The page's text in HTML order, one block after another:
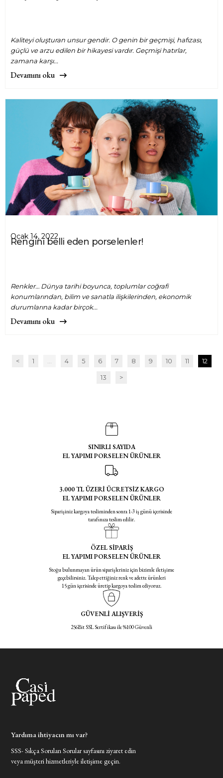
Kaliteyi oluşturan unsur gendir. O genin bir geçmişi, hafızası,
güçlü ve arzu edilen bir hikayesi vardır. Geçmişi hatırlar,
zamana karşı...
Devamını oku
Rengini belli eden porselenler!
Ocak 14, 2022
Renkler… Dünya tarihi boyunca, toplumlar coğrafi
konumlarından, bilim ve sanatla ilişkilerinden, ekonomik
durumlarına kadar birçok...
Devamını oku
< 1 ... 4 5 6 7 8 9 10 11 12
13 >
SINIRLI SAYIDA
EL YAPIMI PORSELEN ÜRÜNLER
3.000 TL ÜZERİ ÜCRETSİZ KARGO
EL YAPIMI PORSELEN ÜRÜNLER
Siparişiniz kargoya tesliminden sonra 1-3 iş günü içerisinde
tarafınıza teslim edilir.
ÖZEL SİPARİŞ
EL YAPIMI PORSELEN ÜRÜNLER
Stoğu bulunmayan ürün siparişleriniz için bizimle iletişime
geçebilirsiniz. Talep ettiğiniz renk ve adette ürünleri
15 gün içerisinde üretip kargoya teslim ediyoruz.
GÜVENLİ ALIŞVERİŞ
256Bit SSL Sertifikası ile %100 Güvenli
Yardıma ihtiyacın mı var?
SSS- Sıkça Sorulan Sorular sayfasını ziyaret edin
veya müşteri hizmetleriyle iletişime geçin.